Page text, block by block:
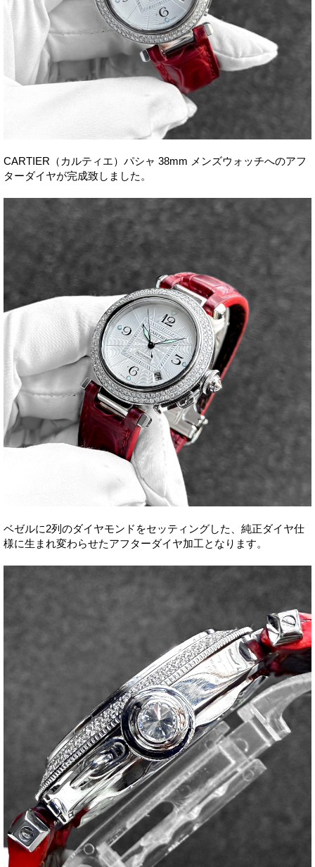
CARTIER（カルティエ）パシャ 38mm メンズウォッチへのアフ
ターダイヤが完成致しました。
ベゼルに2列のダイヤモンドをセッティングした、純正ダイヤ仕
様に生まれ変わらせたアフターダイヤ加工となります。